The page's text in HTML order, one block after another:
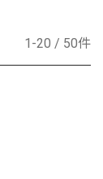
1-20 / 50件